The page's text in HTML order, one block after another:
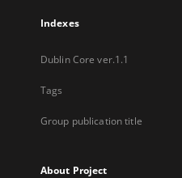
Indexes
Dublin Core ver.1.1
Tags
Group publication title
About Project